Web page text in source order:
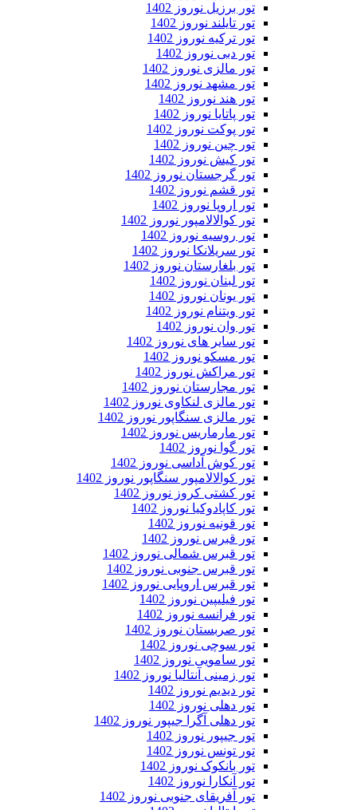
تور برزیل نوروز 1402
تور تایلند نوروز 1402
تور ترکیه نوروز 1402
تور دبی نوروز 1402
تور مالزی نوروز 1402
تور مشهد نوروز 1402
تور هند نوروز 1402
تور پاتایا نوروز 1402
تور پوکت نوروز 1402
تور چین نوروز 1402
تور کیش نوروز 1402
تور گرجستان نوروز 1402
تور قشم نوروز 1402
تور اروپا نوروز 1402
تور کوالالامپور نوروز 1402
تور روسیه نوروز 1402
تور سریلانکا نوروز 1402
تور بلغارستان نوروز 1402
تور لبنان نوروز 1402
تور یونان نوروز 1402
تور ویتنام نوروز 1402
تور وان نوروز 1402
تور سایر های نوروز 1402
تور مسکو نوروز 1402
تور مراکش نوروز 1402
تور مجارستان نوروز 1402
تور مالزی لنکاوی نوروز 1402
تور مالزی سنگاپور نوروز 1402
تور مارماریس نوروز 1402
تور گوا نوروز 1402
تور کوش آداسی نوروز 1402
تور کوالالامپور سنگاپور نوروز 1402
تور کشتی کروز نوروز 1402
تور کاپادوکیا نوروز 1402
تور قونیه نوروز 1402
تور قبرس نوروز 1402
تور قبرس شمالی نوروز 1402
تور قبرس جنوبی نوروز 1402
تور قبرس اروپایی نوروز 1402
تور فیلیپین نوروز 1402
تور فرانسه نوروز 1402
تور صربستان نوروز 1402
تور سوچی نوروز 1402
تور سامویی نوروز 1402
تور زمینی آنتالیا نوروز 1402
تور دیدیم نوروز 1402
تور دهلی نوروز 1402
تور دهلی آگرا جیپور نوروز 1402
تور جیپور نوروز 1402
تور تونس نوروز 1402
تور بانکوک نوروز 1402
تور آنکارا نوروز 1402
تور آفریقای جنوبی نوروز 1402